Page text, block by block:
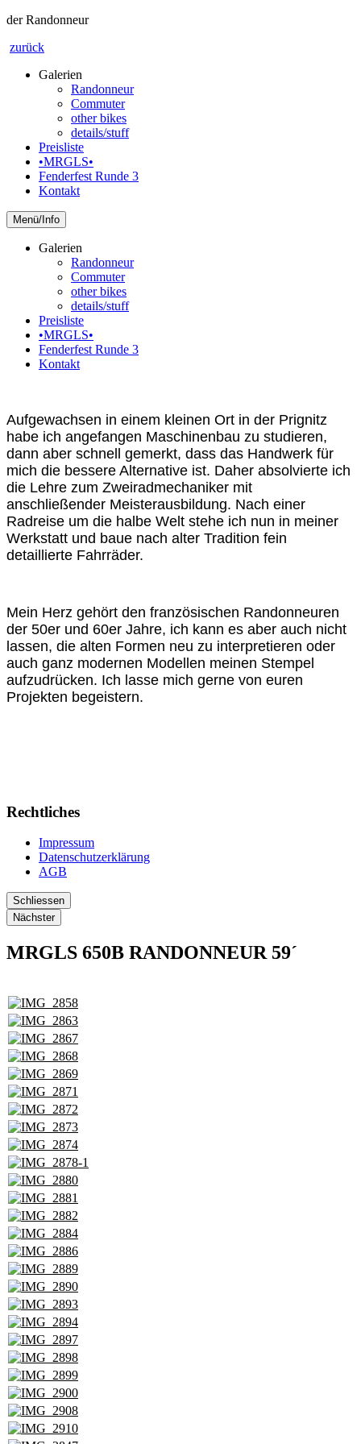
der Randonneur
zurück
Galerien
Randonneur
Commuter
other bikes
details/stuff
Preisliste
•MRGLS•
Fenderfest Runde 3
Kontakt
Info
Galerien
Randonneur
Commuter
other bikes
details/stuff
Preisliste
•MRGLS•
Fenderfest Runde 3
Kontakt
Aufgewachsen in einem kleinen Ort in der Prignitz
habe ich angefangen Maschinenbau zu studieren,
dann aber schnell gemerkt, dass das Handwerk für
mich die bessere Alternative ist. Daher absolvierte ich
die Lehre zum Zweiradmechaniker mit
anschließender Meisterausbildung. Nach einer
Radreise um die halbe Welt stehe ich nun in meiner
Werkstatt und baue nach alter Tradition fein
detaillierte Fahrräder.
Mein Herz gehört den französischen Randonneuren
der 50er und 60er Jahre, ich kann es aber auch nicht
lassen, die alten Formen neu zu interpretieren oder
auch ganz modernen Modellen meinen Stempel
aufzudrücken. Ich lasse mich gerne von euren
Projekten begeistern.
Rechtliches
Impressum
Datenschutzerklärung
AGB
Schliessen
Nächster
MRGLS 650B RANDONNEUR 59´